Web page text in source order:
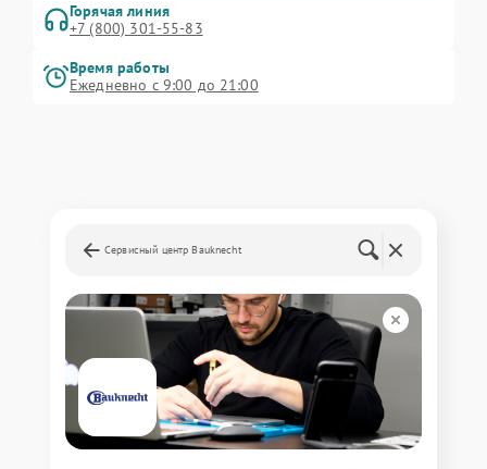
Горячая линия
+7 (800) 301-55-83
Время работы
Ежедневно с 9:00 до 21:00
Сервисный центр Bauknecht